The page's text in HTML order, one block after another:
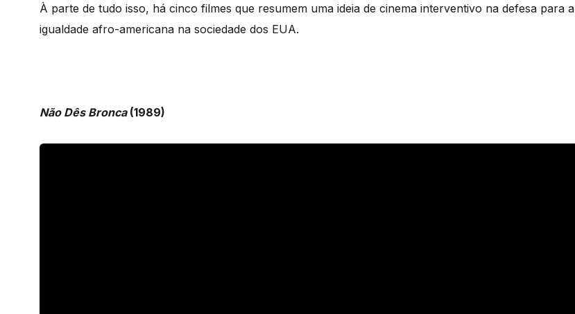
À parte de tudo isso, há cinco filmes que resumem uma ideia de cinema interventivo na defesa para a
igualdade afro-americana na sociedade dos EUA.
Não Dês Bronca(1989)